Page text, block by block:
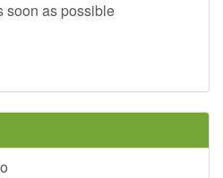
soon as possible